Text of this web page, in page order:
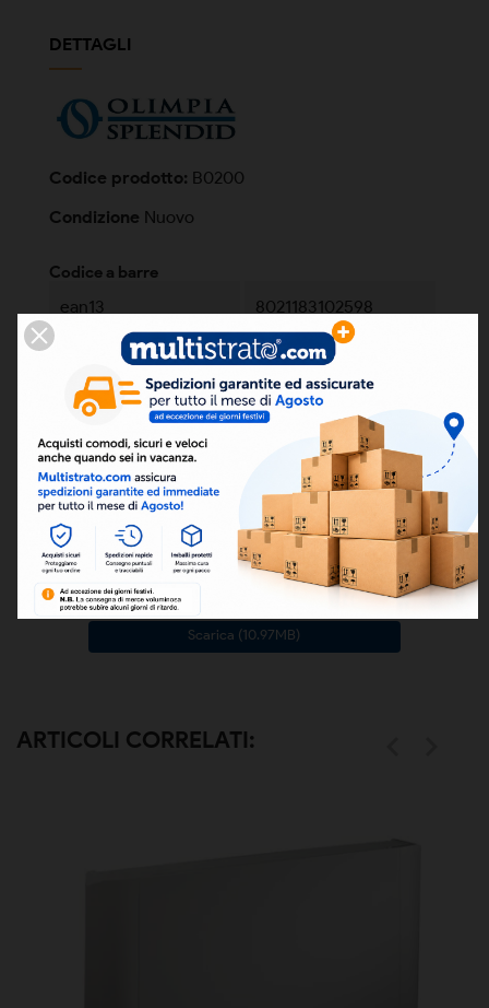
DETTAGLI
Codice prodotto: B0200
Condizione Nuovo
Codice a barre
ean13 8021183102598
FILES ALLEGATI
CATALOGO GENERALE OLIMPIA SPLENDID
Scarica (13.56MB)
CATALOGO CLIMATIZZAZIONE OLIMPIA
SPLENDID
Scarica (6.67MB)
CATALOGO RISCALDAMENTO E TRATTAMENTO
ARIA OLIMPIA SPLENDID
Scarica (10.97MB)
ARTICOLI CORRELATI: